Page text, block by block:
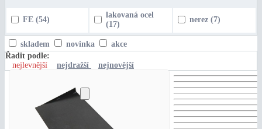
FE (54)
lakovaná ocel
(17)
nerez (7)
skladem novinka
akce
Řadit podle:
nejlevnější
nejdražší nejnovější